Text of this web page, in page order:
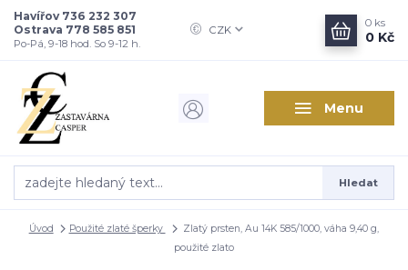
Menu
CZK
Hledat
Havířov 736 232 307
Ostrava 778 585 851
Po-Pá, 9-18 hod. So 9-12 h.
0 ks
0 Kč
Úvod Použité zlaté šperky
Zlatý prsten, Au 14K 585/1000, váha 9,40 g,
použité zlato